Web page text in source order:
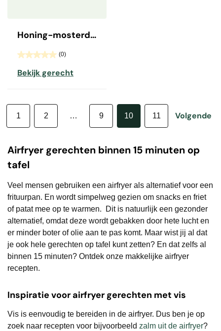
Honing-mosterd zalmmoot
(0)
Bekijk gerecht
1 2 … 9 10 11 Volgende
Airfryer gerechten binnen 15 minuten op
tafel
Veel mensen gebruiken een airfryer als alternatief voor een
frituurpan. En wordt simpelweg gezien om snacks en friet
of patat mee op te warmen. Dit is natuurlijk een gezonder
alternatief, omdat deze wordt gebakken door hete lucht en
er minder boter of olie aan te pas komt. Maar wist jij al dat
je ook hele gerechten op tafel kunt zetten? En dat zelfs al
binnen 15 minuten? Ontdek onze makkelijke airfryer
recepten.
Inspiratie voor airfryer gerechten met vis
Vis is eenvoudig te bereiden in de airfryer. Dus ben je op
zoek naar recepten voor bijvoorbeeld zalm uit de airfryer?